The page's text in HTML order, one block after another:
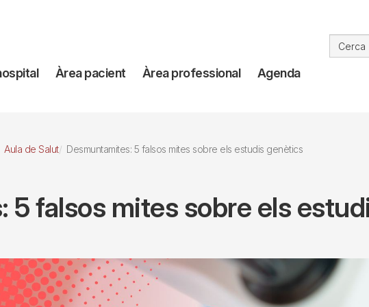
Àrea pacient Àrea professional Agenda
Aula de Salut Desmuntamites: 5 falsos mites sobre els estudis genètics
5 falsos mites sobre els